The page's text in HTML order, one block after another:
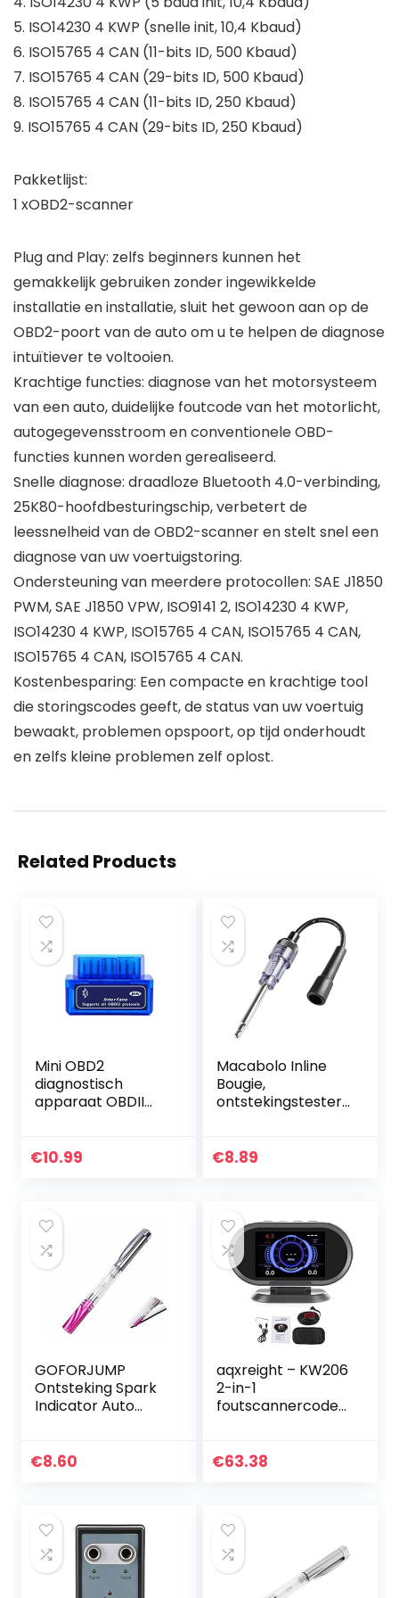
5. ISO14230 4 KWP (snelle init, 10,4 Kbaud)
6. ISO15765 4 CAN (11-bits ID, 500 Kbaud)
7. ISO15765 4 CAN (29-bits ID, 500 Kbaud)
8. ISO15765 4 CAN (11-bits ID, 250 Kbaud)
9. ISO15765 4 CAN (29-bits ID, 250 Kbaud)
Pakketlijst:
1 xOBD2-scanner
Plug and Play: zelfs beginners kunnen het
gemakkelijk gebruiken zonder ingewikkelde
installatie en installatie, sluit het gewoon aan op de
OBD2-poort van de auto om u te helpen de diagnose
intuïtiever te voltooien.
Krachtige functies: diagnose van het motorsysteem
van een auto, duidelijke foutcode van het motorlicht,
autogegevensstroom en conventionele OBD-
functies kunnen worden gerealiseerd.
Snelle diagnose: draadloze Bluetooth 4.0-verbinding,
25K80-hoofdbesturingschip, verbetert de
leessnelheid van de OBD2-scanner en stelt snel een
diagnose van uw voertuigstoring.
Ondersteuning van meerdere protocollen: SAE J1850
PWM, SAE J1850 VPW, ISO9141 2, ISO14230 4 KWP,
ISO14230 4 KWP, ISO15765 4 CAN, ISO15765 4 CAN,
ISO15765 4 CAN, ISO15765 4 CAN.
Kostenbesparing: Een compacte en krachtige tool
die storingscodes geeft, de status van uw voertuig
bewaakt, problemen opspoort, op tijd onderhoudt
en zelfs kleine problemen zelf oplost.
Related Products
Mini OBD2
diagnostisch
apparaat OBDII
diagnostisch
met…
€10.99
Macabolo Inline
Bougie,
ontstekingstester,
auto, gazonmaaier,
€8.89
GOFORJUMP
Ontsteking Spark
Indicator Auto
Spoelen
€8.60
aqxreight – KW206
2-in-1
foutscannercodesl
Ondersteuning 5
€63.38